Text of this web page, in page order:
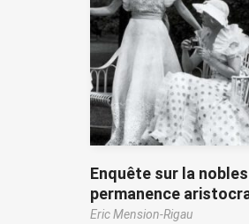
Enquête sur la
permanence
Eric Mension-Rigau